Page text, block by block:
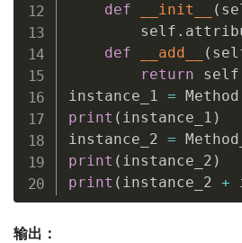
def
__init__ (
        self
.
def
__add__ (
return self
instance_1 = Method
print ( instance_1 )
instance_2 =
print ( instance_2 )
print ( instance_2 +
输出：